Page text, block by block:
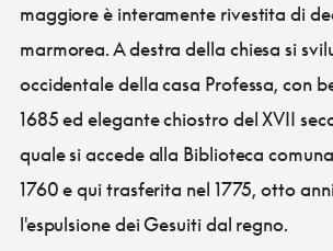
maggiore è interamente rivestita di
marmorea. A destra della chiesa si
occidentale della casa Professa, con
1685 ed elegante chiostro del XVII
quale si accede alla Biblioteca
1760 e qui trasferita nel 1775, otto
l'espulsione dei Gesuiti dal regno.